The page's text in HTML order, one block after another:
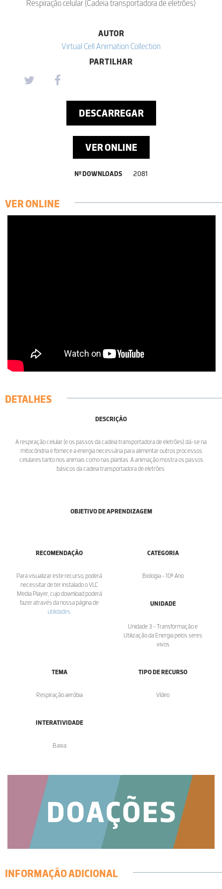
Respiração celular (Cadeia transportadora de eletrões)
AUTOR
Virtual Cell Animation Collection
PARTILHAR
DESCARREGAR
VER ONLINE
Nº DOWNLOADS 2081
VER ONLINE
DETALHES
DESCRIÇÃO
A respiração celular (e os passos da cadeia transportadora de eletrões) dá-se na
mitocôndria e fornece a energia necessária para alimentar outros processos
celulares tanto nos animais como nas plantas. A animação mostra os passos
básicos da cadeia transportadora de eletrões.
OBJETIVO DE APRENDIZAGEM
RECOMENDAÇÃO
Para visualizar este recurso, poderá
necessitar de ter instalado o VLC
Media Player, cujo download poderá
fazer através da nossa página de
utilidades
CATEGORIA
Biologia - 10º Ano
UNIDADE
Unidade 3 - Transformação e
Utilização da Energia pelos seres
vivos
TEMA
Respiração aeróbia
TIPO DE RECURSO
Vídeo
INTERATIVIDADE
Baixa
INFORMAÇÃO ADICIONAL